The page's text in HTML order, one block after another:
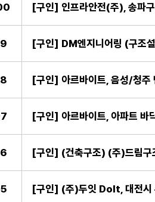
[구인] 인프라안전(주), 송파구
[구인] 아르바이트, 음성/청주
[구인] 아르바이트, 아파트 바
[구인] (건축구조) (주)드림구
[구인] (주)두잇 DoIt, 대전시